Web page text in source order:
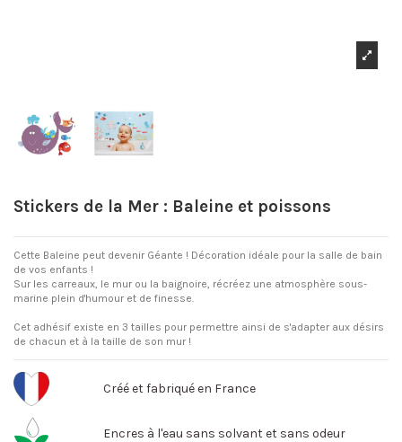
Stickers de la Mer : Baleine et poissons
Cette Baleine peut devenir Géante ! Décoration idéale pour la salle de bain
de vos enfants !
Sur les carreaux, le mur ou la baignoire, récréez une atmosphère sous-
marine plein d'humour et de finesse.
Cet adhésif existe en 3 tailles pour permettre ainsi de s'adapter aux désirs
de chacun et à la taille de son mur !
Créé et fabriqué en France
Encres à l'eau sans solvant et sans odeur